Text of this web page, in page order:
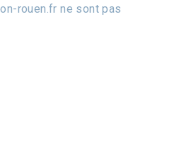
rouen.fr ne sont pas